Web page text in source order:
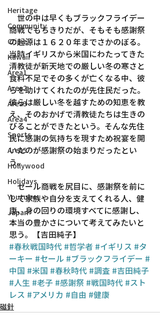
Heritage
Community
Crime
Kawaii
Area1
Area2
Area3
Area4
Sports
Area5
Hollywood
Holidays
Youtube
Japan
世の中は早くもブラックフライデー
商戦でもちきりだが、そもそも感謝祭
の起源は１６２０年までさかのぼる。
当時イギリスから米国にわたってきた
清教徒が新天地での厳しい冬の寒さと
食料不足でその多くが亡くなる中、彼
らを助けてくれたのが先住民だった。
彼らは厳しい冬を越すための知恵を教
え、そのおかげで清教徒たちは生きの
びることができたという。そんな先住
民に感謝の気持ちを現すため祝宴を開
いたのが感謝祭の始まりだったとい
う。
セール商戦を尻目に、感謝祭を前に
して家族や自分を支えてくれる人、健
康、身の回りの環境すべてに感謝し、
本当の豊かさについて考えてみたいと
思う。【吉田純子】
#春秋戦国時代 #哲学者 #イギリス #タ
ーキー #セール #ブラックフライデー #
中国 #米国 #春秋時代 #調査 #吉田純子
#人生 #老子 #感謝祭 #戦国時代 #スト
レス #アメリカ #自由 #健康
磁針